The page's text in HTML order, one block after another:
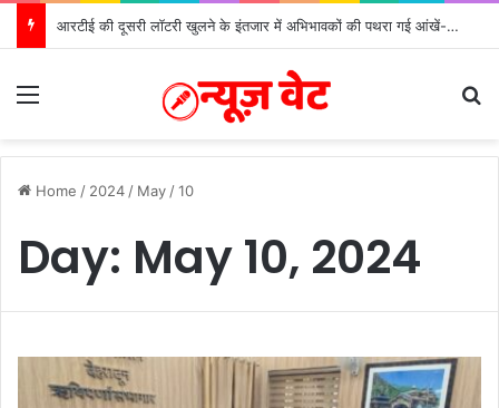
आरटीई की दूसरी लॉटरी खुलने के इंतजार में अभिभावकों की पथरा गई आंखें- मोर्चा
Home / 2024 / May /10
Day: May 10, 2024